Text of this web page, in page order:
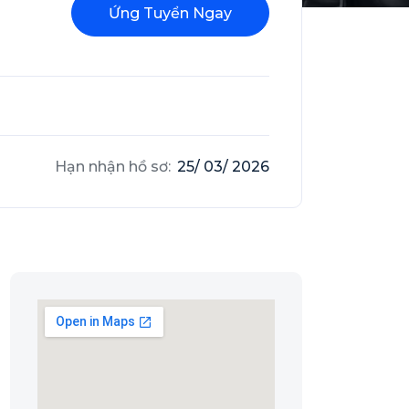
Ứng Tuyển Ngay
Hạn nhận hồ sơ: 25/ 03/ 2026